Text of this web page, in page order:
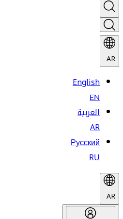
AR
English
EN
العربية
AR
Русский
RU
AR